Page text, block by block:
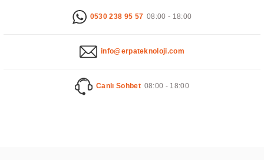
0530 238 95 57 08:00 - 18:00
info@erpateknoloji.com
Canlı Sohbet 08:00 - 18:00